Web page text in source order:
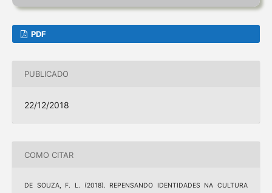
PDF
PUBLICADO
22/12/2018
COMO CITAR
DE SOUZA, F. L. (2018). REPENSANDO IDENTIDADES NA CULTURA